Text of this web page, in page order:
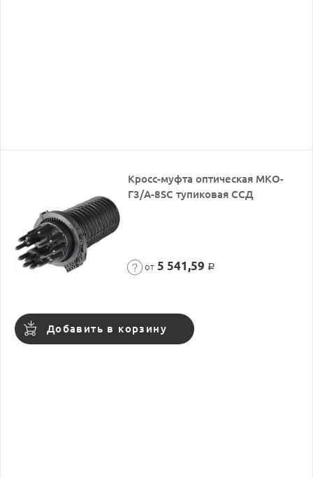
Кросс-муфта оптическая МКО-
Г3/A-8SC тупиковая ССД
от 5 541,59 Р
Добавить в корзину